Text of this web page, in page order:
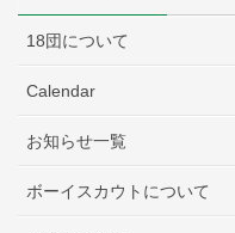
18団について
Calendar
お知らせ一覧
ボーイスカウトについて